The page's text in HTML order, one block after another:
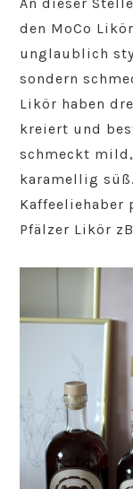
An dieser
den MoCo
unglaublich
sondern
Likör haben
kreiert und
schmeckt
karamellig
Kaffeeliehaber
Pfälzer Likör